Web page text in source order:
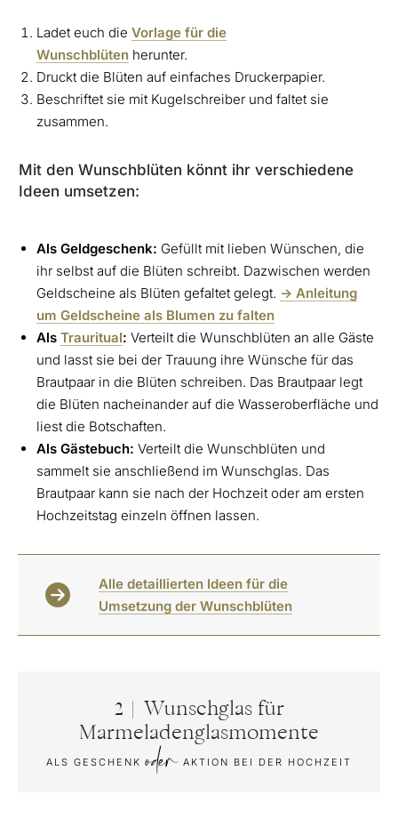
Ladet euch die Vorlage für die
Wunschblüten herunter.
Druckt die Blüten auf einfaches Druckerpapier.
Beschriftet sie mit Kugelschreiber und faltet sie
zusammen.
Mit den Wunschblüten könnt ihr verschiedene
Ideen umsetzen:
Als Geldgeschenk: Gefüllt mit lieben Wünschen, die
ihr selbst auf die Blüten schreibt. Dazwischen werden
Geldscheine als Blüten gefaltet gelegt. -> Anleitung
um Geldscheine als Blumen zu falten
Als Trauritual: Verteilt die Wunschblüten an alle Gäste
und lasst sie bei der Trauung ihre Wünsche für das
Brautpaar in die Blüten schreiben. Das Brautpaar legt
die Blüten nacheinander auf die Wasseroberfläche und
liest die Botschaften.
Als Gästebuch: Verteilt die Wunschblüten und
sammelt sie anschließend im Wunschglas. Das
Brautpaar kann sie nach der Hochzeit oder am ersten
Hochzeitstag einzeln öffnen lassen.
Alle detaillierten Ideen für die
Umsetzung der Wunschblüten
2 | Wunschglas für
Marmeladenglasmomente
ALS GESCHENKoder AKTION BEI DER HOCHZEIT